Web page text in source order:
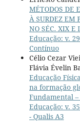
MÉTODOS DE
À SURDEZ EM
NO SÉC. XIX E
Educação: v.
Contínuo
Célio Cezar
Flávia Évelin
Educação
na formação
Fundamental
Educação: v.
- Qualis A3